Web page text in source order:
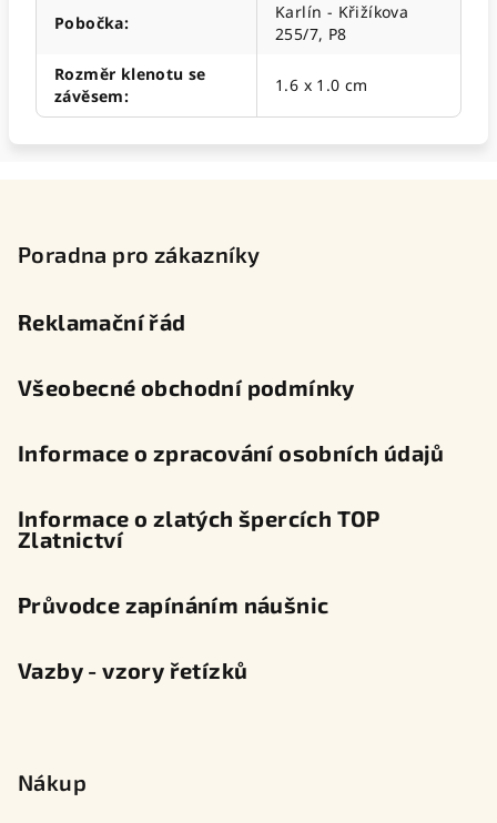
Pobočka:
Karlín - Křižíkova
255/7, P8
Rozměr klenotu se
závěsem:
1.6 x 1.0 cm
Poradna pro zákazníky
Reklamační řád
Všeobecné obchodní podmínky
Informace o zpracování osobních údajů
Informace o zlatých špercích TOP
Zlatnictví
Průvodce zapínáním náušnic
Vazby - vzory řetízků
Nákup